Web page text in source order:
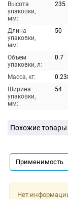
Высота
упаковки,
мм:
235
Длина
упаковки,
мм:
50
Объем
упаковки, л:
0.7
Масса, кг:
Ширина
упаковки,
мм:
54
Похожие товары
Применимость
Нет